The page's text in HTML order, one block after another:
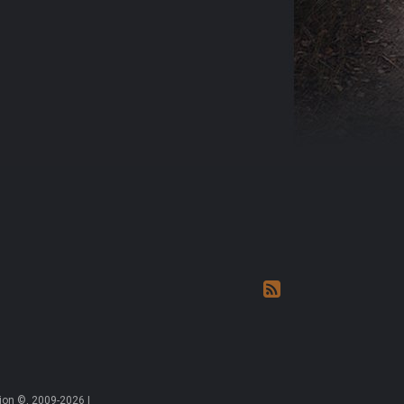
©, 2009-2026 |